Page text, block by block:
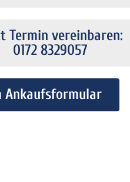
Termin vereinbaren:
0172 8329057
Ankaufsformular